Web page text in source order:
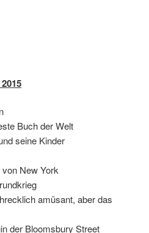
Buch der Welt
seine Kinder
von New York
amüsant, aber das
der Bloomsbury Street